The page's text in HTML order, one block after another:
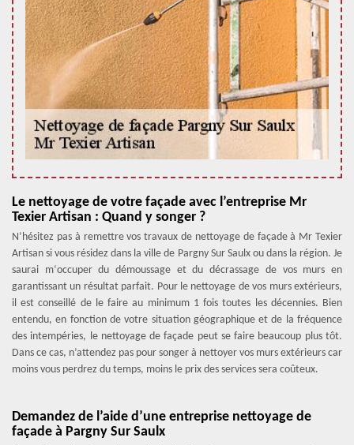
Le nettoyage de votre façade avec l’entreprise Mr
Texier Artisan : Quand y songer ?
N’hésitez pas à remettre vos travaux de nettoyage de façade à Mr Texier
Artisan si vous résidez dans la ville de Pargny Sur Saulx ou dans la région. Je
saurai m‘occuper du démoussage et du décrassage de vos murs en
garantissant un résultat parfait. Pour le nettoyage de vos murs extérieurs,
il est conseillé de le faire au minimum 1 fois toutes les décennies. Bien
entendu, en fonction de votre situation géographique et de la fréquence
des intempéries, le nettoyage de façade peut se faire beaucoup plus tôt.
Dans ce cas, n’attendez pas pour songer à nettoyer vos murs extérieurs car
moins vous perdrez du temps, moins le prix des services sera coûteux.
Demandez de l’aide d’une entreprise nettoyage de
façade à Pargny Sur Saulx